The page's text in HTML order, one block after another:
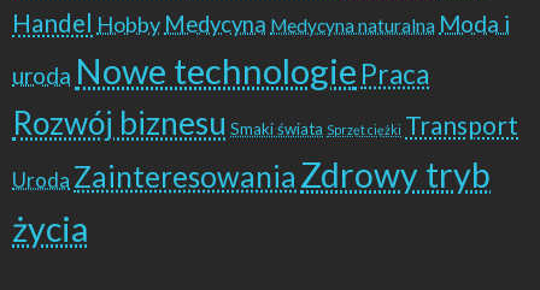
Handel Hobby Medycyna Medycyna naturalna Moda i
uroda Nowe technologie Praca
Rozwój biznesu Smaki świata Sprzęt ciężki Transport
Uroda Zainteresowania Zdrowy tryb
życia